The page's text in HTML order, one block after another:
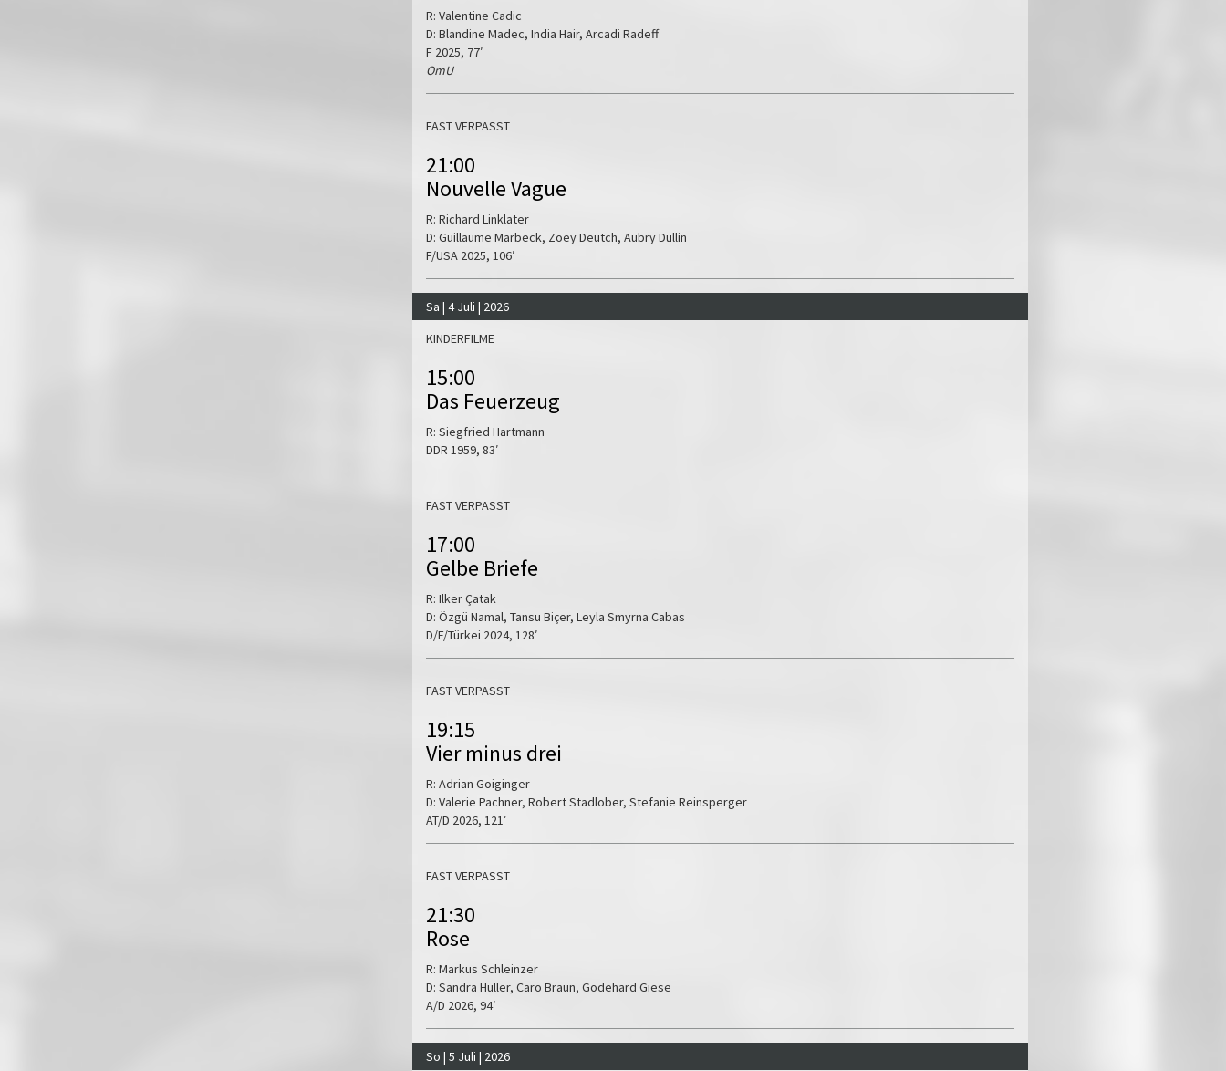
R: Valentine Cadic
D: Blandine Madec, India Hair, Arcadi Radeff
F 2025, 77′
OmU
FAST VERPASST
21:00
Nouvelle Vague
R: Richard Linklater
D: Guillaume Marbeck, Zoey Deutch, Aubry Dullin
F/USA 2025, 106′
Sa | 4 Juli | 2026
KINDERFILME
15:00
Das Feuerzeug
R: Siegfried Hartmann
DDR 1959, 83′
FAST VERPASST
17:00
Gelbe Briefe
R: Ilker Çatak
D: Özgü Namal, Tansu Biçer, Leyla Smyrna Cabas
D/F/Türkei 2024, 128′
FAST VERPASST
19:15
Vier minus drei
R: Adrian Goiginger
D: Valerie Pachner, Robert Stadlober, Stefanie Reinsperger
AT/D 2026, 121′
FAST VERPASST
21:30
Rose
R: Markus Schleinzer
D: Sandra Hüller, Caro Braun, Godehard Giese
A/D 2026, 94′
So | 5 Juli | 2026